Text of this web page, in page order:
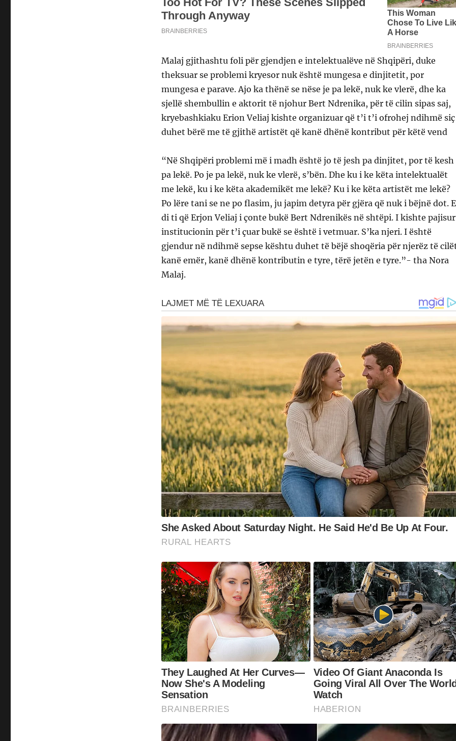
Malaj gjithashtu foli për gjendjen e intelektualëve në Shqipëri, duke
theksuar se problemi kryesor nuk është mungesa e dinjitetit, por
mungesa e parave. Ajo ka thënë se nëse je pa lekë, nuk ke vlerë, dhe ka
sjellë shembullin e aktorit të njohur Bert Ndrenika, për të cilin sipas saj,
kryebashkiaku Erion Veliaj kishte organizuar që t’i t’i ofrohej ndihmë siç
duhet bërë me të gjithë artistët që kanë dhënë kontribut për këtë vend
“Në Shqipëri problemi më i madh është jo të jesh pa dinjitet, por të kesh
pa lekë. Po je pa lekë, nuk ke vlerë, s’bën. Dhe ku i ke këta intelektualët
me lekë, ku i ke këta akademikët me lekë? Ku i ke këta artistët me lekë?
Po lëre tani se ne po flasim, ju japim detyra për gjëra që nuk i bëjnë dot. E
di ti që Erjon Veliaj i çonte bukë Bert Ndrenikës në shtëpi. I kishte pajisur
institucionin për t’i çuar bukë se është i vetmuar. S’ka njeri. I është
gjendur në ndihmë sepse kështu duhet të bëjë shoqëria për njerëz të
kanë emër, kanë dhënë kontributin e tyre, tërë jetën e tyre.”- tha Nora
Malaj.